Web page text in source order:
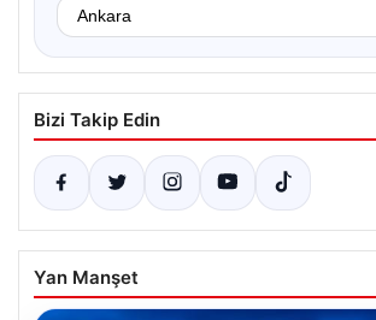
Bizi Takip Edin
Yan Manşet